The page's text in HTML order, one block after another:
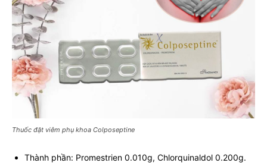
Thuốc đặt viêm phụ khoa Colposeptine
Thành phần: Promestrien 0.010g, Chlorquinaldol 0.200g.